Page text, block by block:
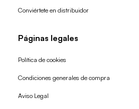
Conviértete en distribuidor
Páginas legales
Política de cookies
Condiciones generales de compra
Aviso Legal